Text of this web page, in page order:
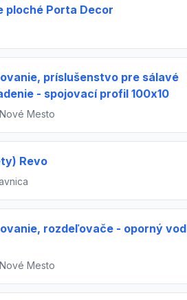
ploché Porta Decor
príslušenstvo pre sálavé
- spojovací profil 100x10
Mesto
Revo
rozdeľovače - oporný
Mesto